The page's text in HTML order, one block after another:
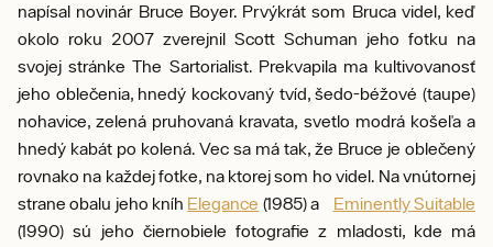
napísal novinár Bruce Boyer. Prvýkrát som Bruca videl, keď
okolo roku 2007 zverejnil Scott Schuman jeho fotku na
svojej stránke The Sartorialist. Prekvapila ma kultivovanosť
jeho oblečenia, hnedý kockovaný tvíd, šedo-béžové (taupe)
nohavice, zelená pruhovaná kravata, svetlo modrá košeľa a
hnedý kabát po kolená. Vec sa má tak, že Bruce je oblečený
rovnako na každej fotke, na ktorej som ho videl. Na vnútornej
strane obalu jeho kníh Elegance (1985) a Eminently Suitable
(1990) sú jeho čiernobiele fotografie z mladosti, kde má